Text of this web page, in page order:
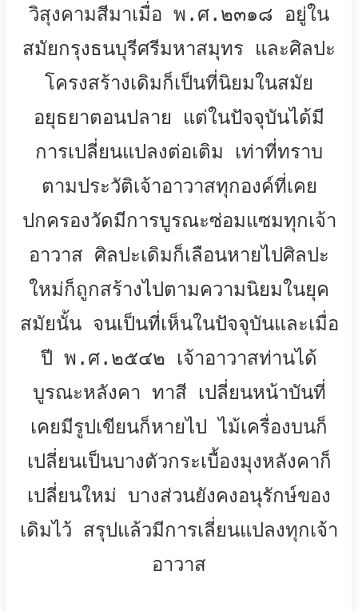
วิสุงคามสีมาเมื่อ พ.ศ.๒๓๑๘ อยู่ใน
สมัยกรุงธนบุรีศรีมหาสมุทร และศิลปะ
โครงสร้างเดิมก็เป็นที่นิยมในสมัย
อยุธยาตอนปลาย แต่ในปัจจุบันได้มี
การเปลี่ยนแปลงต่อเติม เท่าที่ทราบ
ตามประวัติเจ้าอาวาสทุกองค์ที่เคย
ปกครองวัดมีการบูรณะซ่อมแซมทุกเจ้า
อาวาส ศิลปะเดิมก็เลือนหายไปศิลปะ
ใหม่ก็ถูกสร้างไปตามความนิยมในยุค
สมัยนั้น จนเป็นที่เห็นในปัจจุบันและเมื่อ
ปี พ.ศ.๒๕๔๒ เจ้าอาวาสท่านได้
บูรณะหลังคา ทาสี เปลี่ยนหน้าบันที่
เคยมีรูปเขียนก็หายไป ไม้เครื่องบนก็
เปลี่ยนเป็นบางตัวกระเบื้องมุงหลังคาก็
เปลี่ยนใหม่ บางส่วนยังคงอนุรักษ์ของ
เดิมไว้ สรุปแล้วมีการเลี่ยนแปลงทุกเจ้า
อาวาส